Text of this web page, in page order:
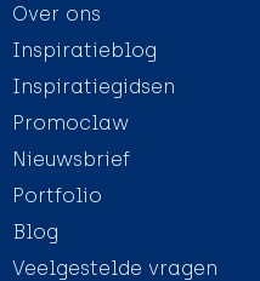
Over ons
Inspiratieblog
Inspiratiegidsen
Promoclaw
Nieuwsbrief
Portfolio
Blog
Veelgestelde vragen